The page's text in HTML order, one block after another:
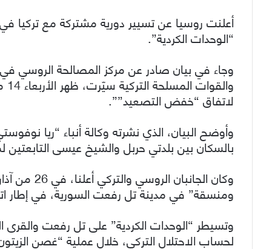
أعلنت روسيا عن تسيير دورية مشتركة مع
“الوحدات الكردية”.
وجاء في بيان صادر عن مركز المصالحة الروسي
لاتفاق “خفض التصعيد””.
وأوضح البيان، الذي نشرته وكالة أنباء “ريا
بالسكان بين بلدتي حربل والشيخ عيسى
وكان
ومنسقة” في مدينة تل رفعت السورية، في إطار
وتسيطر “الوحدات الكردية” على تل رفعت والقرى
لحساب الاحتلال التركي، خلال عملية “غصن